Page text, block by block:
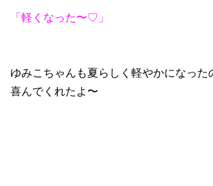
「軽くなった〜♡」
ゆみこちゃんも夏らしく軽やかになった
喜んでくれたよ〜